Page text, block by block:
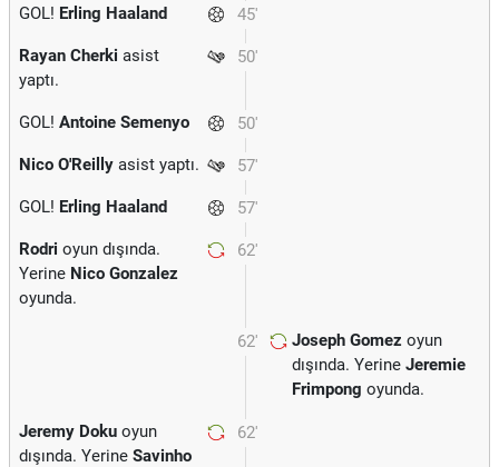
45'
GOL! Erling Haaland
50'
Rayan Cherki asist
yaptı.
50'
GOL! Antoine Semenyo
57'
Nico O'Reilly asist yaptı.
57'
GOL! Erling Haaland
62'
Rodri oyun dışında.
Yerine Nico Gonzalez
oyunda.
62' Joseph Gomez oyun
dışında. Yerine Jeremie
Frimpong oyunda.
62'
Jeremy Doku oyun
dışında. Yerine Savinho